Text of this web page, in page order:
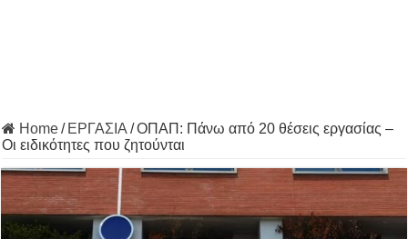
Home/ ΕΡΓΑΣΙΑ /ΟΠΑΠ: Πάνω από 20 θέσεις εργασίας –
Οι ειδικότητες που ζητούνται